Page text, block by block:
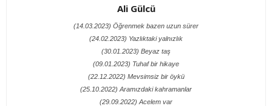
Ali Gülcü
(14.03.2023) Öğrenmek bazen uzun sürer
(24.02.2023) Yazlıktaki yalnızlık
(30.01.2023) Beyaz taş
(09.01.2023) Tuhaf bir hikaye
(22.12.2022) Mevsimsiz bir öykü
(25.10.2022) Aramızdaki kahramanlar
(29.09.2022) Acelem var